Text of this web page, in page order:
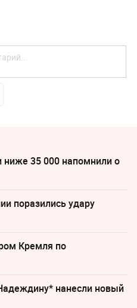
35 000 напомнили о
поразились удару
Кремля по
нанесли новый